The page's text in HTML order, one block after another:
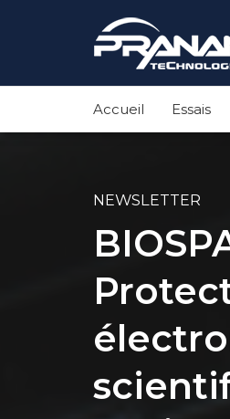
Accueil Essais
NEWSLETTER